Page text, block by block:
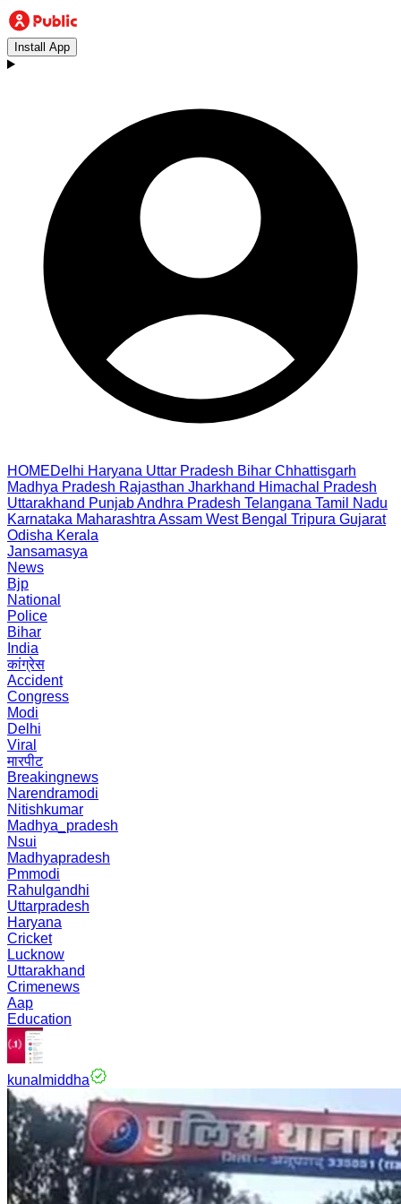
Install App
HOMEDelhi Haryana Uttar Pradesh Bihar Chhattisgarh
Madhya Pradesh Rajasthan Jharkhand Himachal Pradesh
Uttarakhand PunjabAndhra Pradesh Telangana Tamil Nadu
Karnataka Maharashtra Assam West Bengal Tripura Gujarat
Odisha Kerala
Jansamasya
News
Bjp
National
Police
Bihar
India
कांग्रेस
Accident
Congress
Modi
Delhi
Viral
मारपीट
Breakingnews
Narendramodi
Nitishkumar
Madhya_pradesh
Nsui
Madhyapradesh
Pmmodi
Rahulgandhi
Uttarpradesh
Haryana
Cricket
Lucknow
Uttarakhand
Crimenews
Aap
Education
kunalmiddha